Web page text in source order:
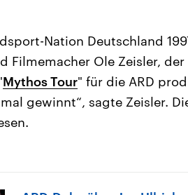
Nation Deutschland
Filmemacher Ole Zeisler,
Mythos Tour" für die ARD
gewinnt“, sagte Zeisler.